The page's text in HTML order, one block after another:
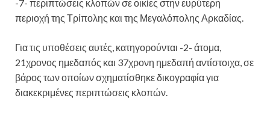
-7- περιπτώσεις κλοπών σε οικίες στην ευρύτερη
περιοχή της Τρίπολης και της Μεγαλόπολης Αρκαδίας.
Για τις υποθέσεις αυτές, κατηγορούνται -2- άτομα,
21χρονος ημεδαπός και 37χρονη ημεδαπή αντίστοιχα, σε
βάρος των οποίων σχηματίσθηκε δικογραφία για
διακεκριμένες περιπτώσεις κλοπών.